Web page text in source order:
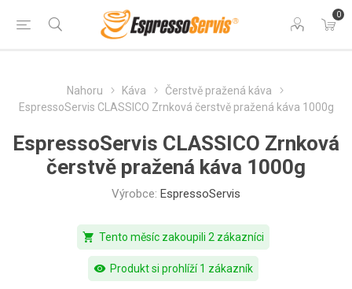
0
Nahoru Káva
Čerstvě pražená káva
EspressoServis CLASSICO Zrnková čerstvě pražená káva 1000g
EspressoServis CLASSICO Zrnková
čerstvě pražená káva 1000g
Výrobce: EspressoServis
shopping_cart Tento měsíc zakoupili 2 zákazníci
visibility Produkt si prohlíží 1 zákazník